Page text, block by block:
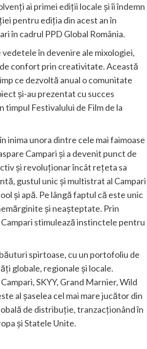
ai primei ediții locale și îi îndemn
pentru ediția din acest an în
în cadrul PPD Global România.
în devenire ale mixologiei,
de confort prin creativitate. Această
ce dezvoltă anual o comunitate
și-au prezentat cu succes
Festivalului de Film de la
inima unora dintre cele mai faimoase
Campari și a devenit punct de
și revoluționar încât rețeta sa
gustul unic și multistrat al Campari
și apă. Pe lângă faptul că este unic
și neașteptate. Prin
stimulează instinctele pentru
spirtoase, cu un portofoliu de
globale, regionale și locale.
SKYY, Grand Marnier, Wild
al șaselea cel mai mare jucător din
de distribuție, tranzacționând în
și Statele Unite.